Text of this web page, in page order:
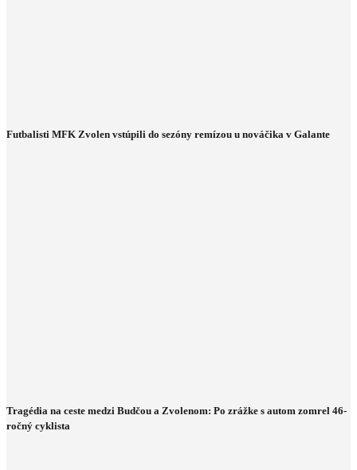
Futbalisti MFK Zvolen vstúpili do sezóny remízou u nováčika v Galante
Tragédia na ceste medzi Budčou a Zvolenom: Po zrážke s autom zomrel 46-
ročný cyklista